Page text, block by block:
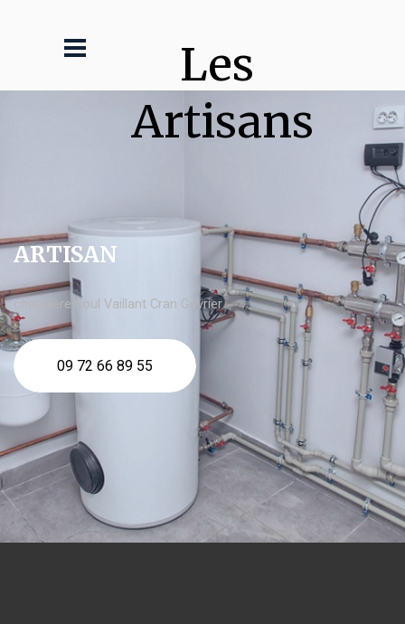
Les
Artisans
ARTISAN
chaudière fioul Vaillant Cran Gevrier
09 72 66 89 55